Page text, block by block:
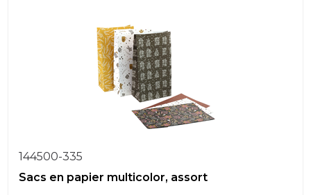
144500-335
Sacs en papier multicolor, assort